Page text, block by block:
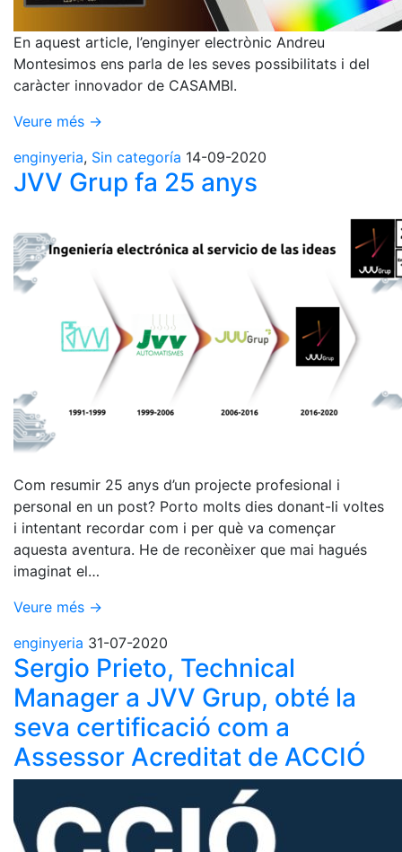
En aquest article, l’enginyer electrònic Andreu
Montesimos ens parla de les seves possibilitats i del
caràcter innovador de CASAMBI.
Veure més →
enginyeria, Sin categoría 14-09-2020
JVV Grup fa 25 anys
Com resumir 25 anys d’un projecte profesional i
personal en un post? Porto molts dies donant-li voltes
i intentant recordar com i per què va començar
aquesta aventura. He de reconèixer que mai hagués
imaginat el…
Veure més →
enginyeria 31-07-2020
Sergio Prieto, Technical
Manager a JVV Grup, obté la
seva certificació com a
Assessor Acreditat de ACCIÓ